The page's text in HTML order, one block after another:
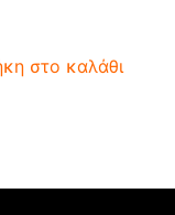
στο καλάθι